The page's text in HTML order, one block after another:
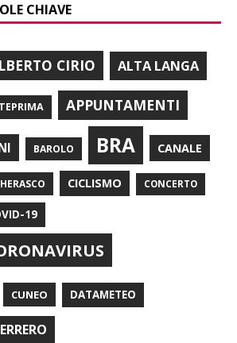
CHIAVE
CIRIO ALTA LANGA
APPUNTAMENTI
BAROLO BRA CANALE
CICLISMO CONCERTO
19
CUNEO DATAMETEO